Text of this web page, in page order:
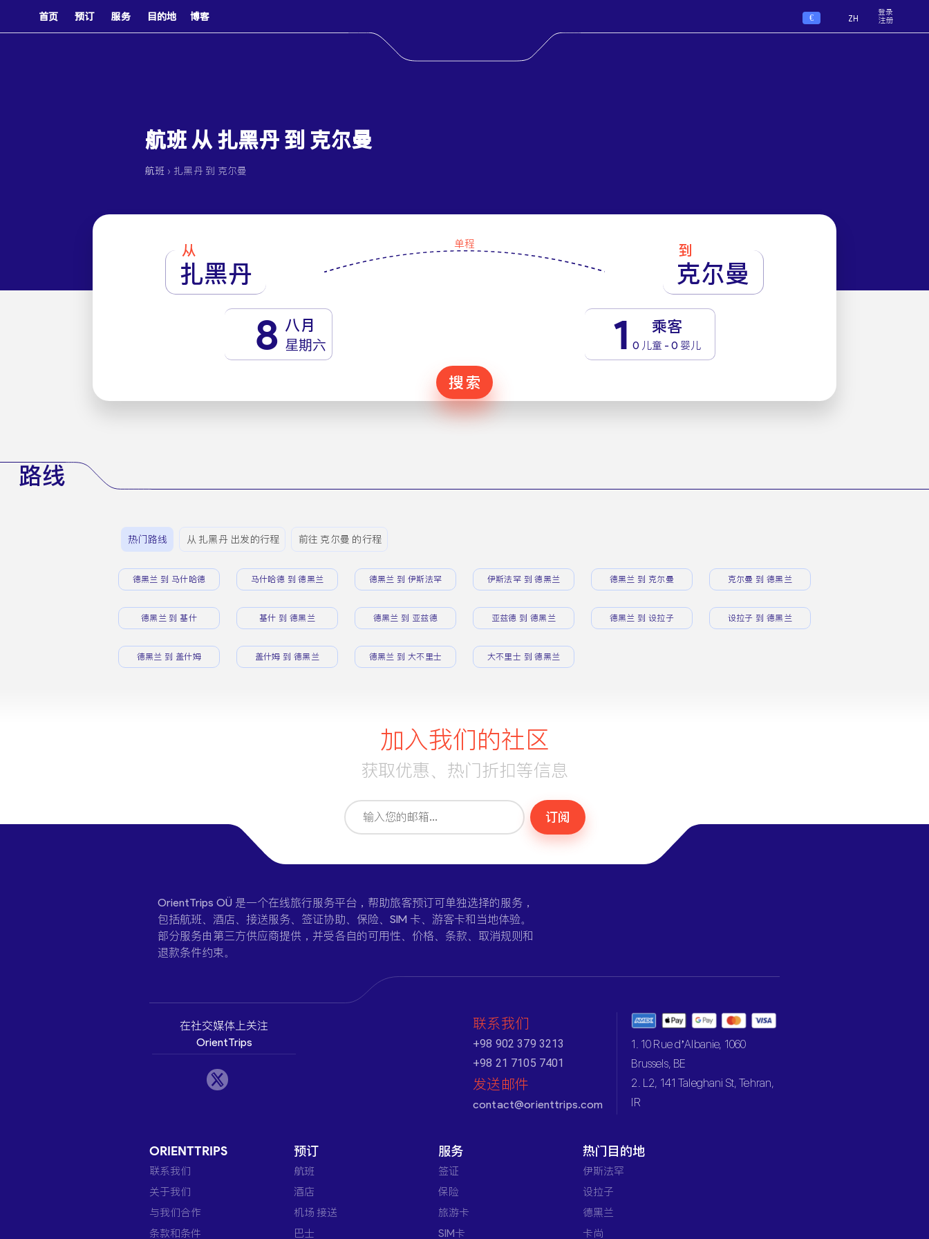
首页 预订 服务 目的地 博客 € ZH
登录
注册
航班 从 扎黑丹 到 克尔曼
航班 › 扎黑丹 到 克尔曼
从
扎黑丹
单程 到
克尔曼
8 八月
星期六 1 乘客
0 儿童 - 0 婴儿
搜索
路线
热门路线 从 扎黑丹 出发的行程 前往 克尔曼 的行程
德黑兰 到 马什哈德 马什哈德 到 德黑兰 德黑兰 到 伊斯法罕 伊斯法罕 到 德黑兰 德黑兰 到 克尔曼 克尔曼 到 德黑兰
德黑兰 到 基什 基什 到 德黑兰 德黑兰 到 亚兹德 亚兹德 到 德黑兰 德黑兰 到 设拉子 设拉子 到 德黑兰
德黑兰 到 盖什姆 盖什姆 到 德黑兰 德黑兰 到 大不里士 大不里士 到 德黑兰
加入我们的社区
获取优惠、热门折扣等信息
订阅
OrientTrips OÜ 是一个在线旅行服务平台，帮助旅客预订可单独选择的服务，
包括航班、酒店、接送服务、签证协助、保险、SIM 卡、游客卡和当地体验。
部分服务由第三方供应商提供，并受各自的可用性、价格、条款、取消规则和
退款条件约束。
在社交媒体上关注
OrientTrips
联系我们
+98 902 379 3213
+98 21 7105 7401
发送邮件
contact@orienttrips.com
1. 10 Rue d’Albanie, 1060
Brussels, BE
2. L2, 141 Taleghani St, Tehran,
IR
ORIENTTRIPS
联系我们
关于我们
与我们合作
条款和条件
预订
航班
酒店
机场 接送
巴士
服务
签证
保险
旅游卡
SIM卡
热门目的地
伊斯法罕
设拉子
德黑兰
卡尚